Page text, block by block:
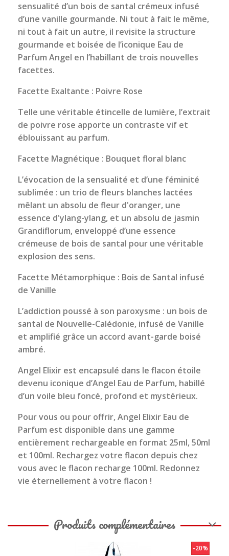
sensualité d’un bois de santal crémeux infusé
d’une vanille gourmande. Ni tout à fait le même,
ni tout à fait un autre, il revisite la structure
gourmande et boisée de l’iconique Eau de
Parfum Angel en l’habillant de trois nouvelles
facettes.
Facette Exaltante : Poivre Rose
Telle une véritable étincelle de lumière, l’extrait
de poivre rose apporte un contraste vif et
éblouissant au parfum.
Facette Magnétique : Bouquet floral blanc
L’évocation de la sensualité et d’une féminité
sublimée : un trio de fleurs blanches lactées
mêlant un absolu de fleur d'oranger, une
essence d'ylang-ylang, et un absolu de jasmin
Grandiflorum, enveloppé d’une essence
crémeuse de bois de santal pour une véritable
explosion des sens.
Facette Métamorphique : Bois de Santal infusé
de Vanille
L’addiction poussé à son paroxysme : un bois de
santal de Nouvelle-Calédonie, infusé de Vanille
et amplifié grâce un accord avant-garde boisé
ambré.
Angel Elixir est encapsulé dans le flacon étoile
devenu iconique d’Angel Eau de Parfum, habillé
d’un voile bleu foncé, profond et mystérieux.
Pour vous ou pour offrir, Angel Elixir Eau de
Parfum est disponible dans une gamme
entièrement rechargeable en format 25ml, 50ml
et 100ml. Rechargez votre flacon depuis chez
vous avec le flacon recharge 100ml. Redonnez
vie éternellement à votre flacon !
Produits complémentaires